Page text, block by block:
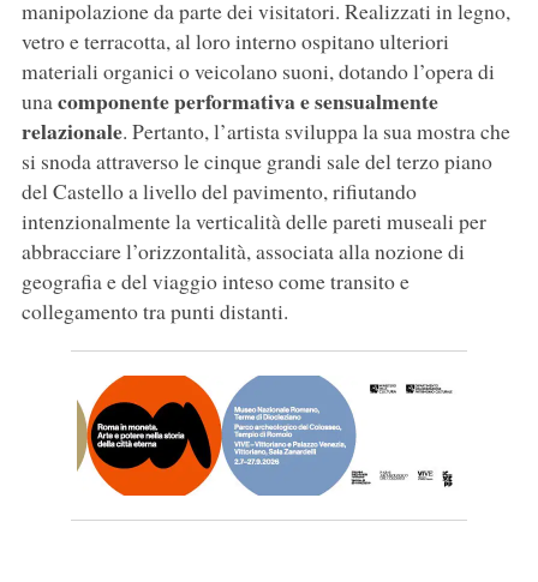
manipolazione da parte dei visitatori. Realizzati in legno,
vetro e terracotta, al loro interno ospitano ulteriori
materiali organici o veicolano suoni, dotando l’opera di
unacomponente performativa e sensualmente
relazionale. Pertanto, l’artista sviluppa la sua mostra che
si snoda attraverso le cinque grandi sale del terzo piano
del Castello a livello del pavimento, rifiutando
intenzionalmente la verticalità delle pareti museali per
abbracciare l’orizzontalità, associata alla nozione di
geografia e del viaggio inteso come transito e
collegamento tra punti distanti.